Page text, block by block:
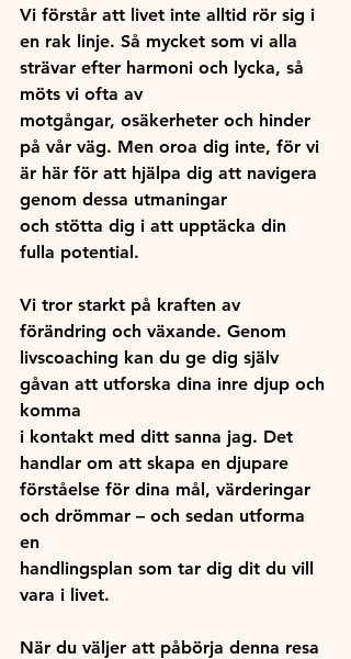
Vi förstår att livet inte alltid rör sig i
en rak linje. Så mycket som vi alla
strävar efter harmoni och lycka, så
möts vi ofta av
motgångar, osäkerheter och hinder
på vår väg. Men oroa dig inte, för vi
är här för att hjälpa dig att navigera
genom dessa utmaningar
och stötta dig i att upptäcka din
fulla potential.
Vi tror starkt på kraften av
förändring och växande. Genom
livscoaching kan du ge dig själv
gåvan att utforska dina inre djup och
komma
i kontakt med ditt sanna jag. Det
handlar om att skapa en djupare
förståelse för dina mål, värderingar
och drömmar – och sedan utforma
en
handlingsplan som tar dig dit du vill
vara i livet.
När du väljer att påbörja denna resa